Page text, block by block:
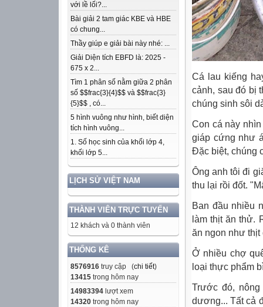
với lề lối?...
Bài giải 2 tam giác KBE và HBE
có chung...
Thầy giúp e giải bài này nhé: ...
Giải Diện tích EBFD là: 2025 -
675 x 2...
Tìm 1 phân số nằm giữa 2 phân
số $$frac{3}{4}$$ và $$frac{3}
{5}$$ , có...
5 hình vuông như hình, biết diện
tích hình vuông...
1. Số học sinh của khối lớp 4,
khối lớp 5...
LỊCH SỬ VIỆT NAM
THÀNH VIÊN TRỰC TUYẾN
12 khách và 0 thành viên
THỐNG KÊ
8576916 truy cập (chi tiết)
13415 trong hôm nay
14983394 lượt xem
14320 trong hôm nay
Cá lau kiếng
cảnh, sau đó bị
chúng sinh sôi
Con cá này
giáp cứng như
Đặc biệt, chúng
Ông anh tôi đi
thu lại rồi đốt.
Ban đầu nhiều
làm thịt ăn thử.
ăn ngon như thịt
Ở nhiều chợ
loại thực phẩm
Trước đó,
dương... Tất cả